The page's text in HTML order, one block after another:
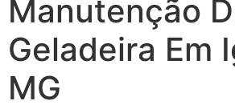
Manutenção
Geladeira Em
MG